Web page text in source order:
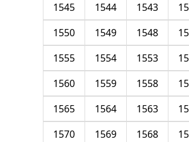
1543
1544
1545
1548
1549
1550
1553
1554
1555
1558
1559
1560
1563
1564
1565
1568
1569
1570